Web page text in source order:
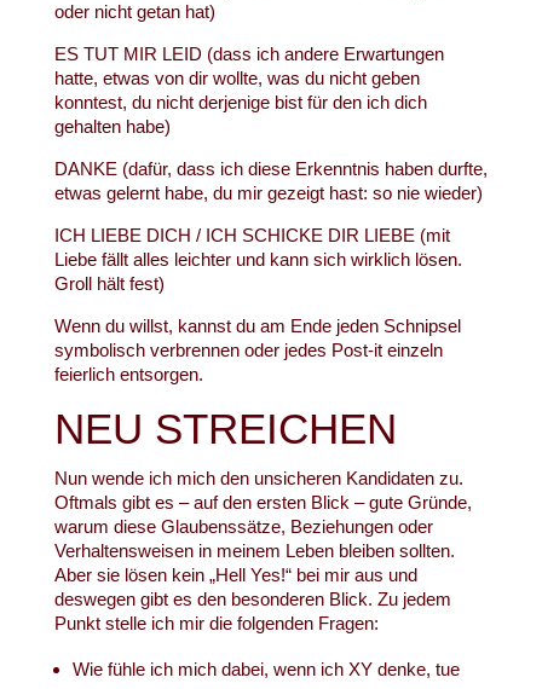
oder nicht getan hat)
ES TUT MIR LEID (dass ich andere Erwartungen
hatte, etwas von dir wollte, was du nicht geben
konntest, du nicht derjenige bist für den ich dich
gehalten habe)
DANKE (dafür, dass ich diese Erkenntnis haben durfte,
etwas gelernt habe, du mir gezeigt hast: so nie wieder)
ICH LIEBE DICH / ICH SCHICKE DIR LIEBE (mit
Liebe fällt alles leichter und kann sich wirklich lösen.
Groll hält fest)
Wenn du willst, kannst du am Ende jeden Schnipsel
symbolisch verbrennen oder jedes Post-it einzeln
feierlich entsorgen.
NEU STREICHEN
Nun wende ich mich den unsicheren Kandidaten zu.
Oftmals gibt es – auf den ersten Blick – gute Gründe,
warum diese Glaubenssätze, Beziehungen oder
Verhaltensweisen in meinem Leben bleiben sollten.
Aber sie lösen kein „Hell Yes!“ bei mir aus und
deswegen gibt es den besonderen Blick. Zu jedem
Punkt stelle ich mir die folgenden Fragen:
Wie fühle ich mich dabei, wenn ich XY denke, tue